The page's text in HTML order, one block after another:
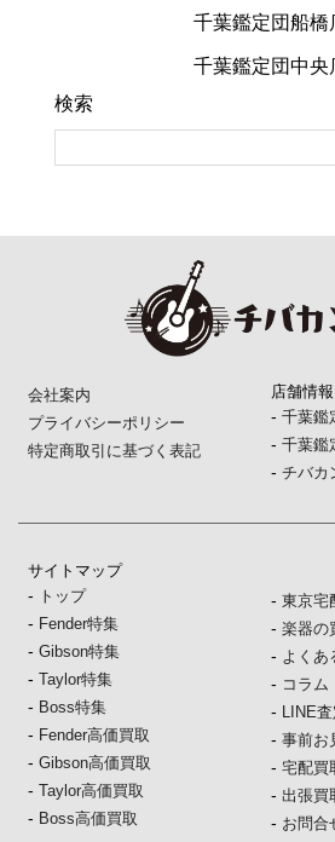
千葉鑑定団船橋
千葉鑑定団中央
検索
会社案内
プライバシーポリシー
特定商取引に基づく表記
店舗情報
- 千葉鑑
- 千葉鑑
- チバカ
サイトマップ
- トップ
- Fender特集
-Gibson特集
-Taylor特集
- Boss特集
- Fender高価買取
-Gibson高価買取
-Taylor高価買取
- Boss高価買取
- 東京宅
- 楽器の
- よくあ
- コラム
- LINE
- 事前お
- 宅配買
- 出張買
- お問合